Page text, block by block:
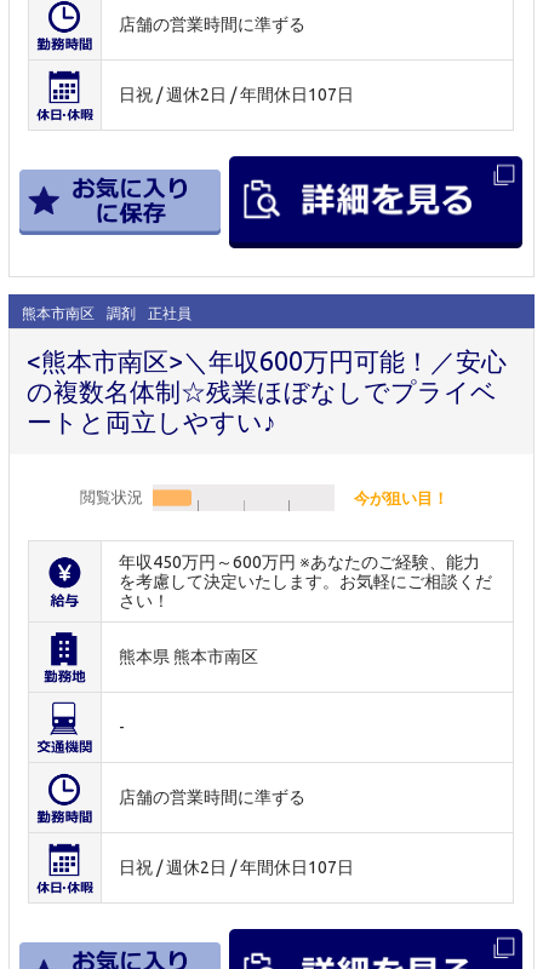
店舗の営業時間に準ずる
日祝 / 週休2日 / 年間休日107日
熊本市南区 調剤 正社員
<熊本市南区>＼年収600万円可能！／安心
の複数名体制☆残業ほぼなしでプライベ
ートと両立しやすい♪
閲覧状況 今が狙い目！
年収450万円～600万円 ※あなたのご経験、能力
を考慮して決定いたします。お気軽にご相談くだ
さい！
熊本県 熊本市南区
-
店舗の営業時間に準ずる
日祝 / 週休2日 / 年間休日107日